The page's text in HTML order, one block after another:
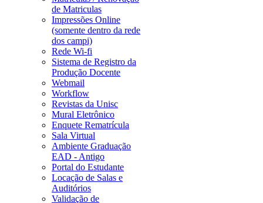
de Matriculas
Impressões Online
(somente dentro da rede
dos campi)
Rede Wi-fi
Sistema de Registro da
Produção Docente
Webmail
Workflow
Revistas da Unisc
Mural Eletrônico
Enquete Rematrícula
Sala Virtual
Ambiente Graduação
EAD - Antigo
Portal do Estudante
Locação de Salas e
Auditórios
Validação de